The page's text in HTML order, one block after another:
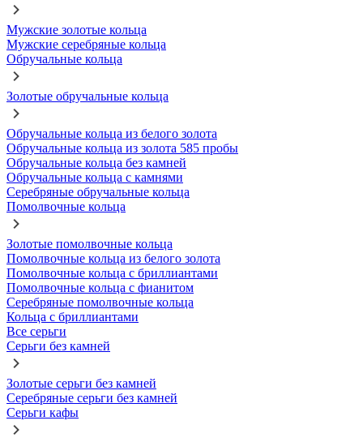
Мужские золотые кольца
Мужские серебряные кольца
Обручальные кольца
Золотые обручальные кольца
Обручальные кольца из белого золота
Обручальные кольца из золота 585 пробы
Обручальные кольца без камней
Обручальные кольца с камнями
Серебряные обручальные кольца
Помолвочные кольца
Золотые помолвочные кольца
Помолвочные кольца из белого золота
Помолвочные кольца с бриллиантами
Помолвочные кольца с фианитом
Серебряные помолвочные кольца
Кольца с бриллиантами
Все серьги
Серьги без камней
Золотые серьги без камней
Серебряные серьги без камней
Серьги кафы